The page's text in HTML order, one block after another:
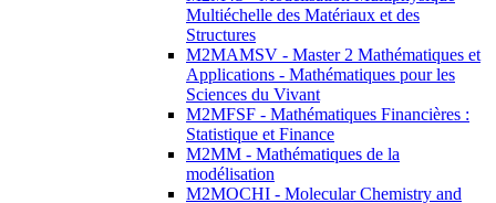
Multiéchelle des Matériaux et des
Structures
M2MAMSV - Master 2 Mathématiques et
Applications - Mathématiques pour les
Sciences du Vivant
M2MFSF - Mathématiques Financières :
Statistique et Finance
M2MM - Mathématiques de la
modélisation
M2MOCHI - Molecular Chemistry and